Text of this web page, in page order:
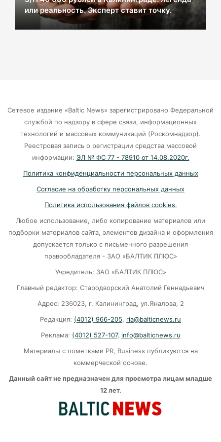
В Калининграде из-за ямочного ремонта на К.
Маркса гибнут липы
подталкивает к депрессии
Калининград и Москва объединяются ради
07-08-2026
Убийцу участника СВО в Балтийске посадили
В Калининграде «КамАЗ» сбил скутериста
07-08-2026
Губернатор объяснил, откуда берутся пустые
колонки на заправках в Калининграде
06-08-2026
«Губернатор против ям»: Беспрозванных
требует перекроить график ремонта дорог
06-08-2026
Литва ждёт атак украинских дронов
или реальность. Эксперт ставит точку.
Сетевое издание «Baltic News» зарегистрировано Федеральной
службой по надзору в сфере связи, информационных
технологий и массовых коммуникаций (Роскомнадзор).
Реестровая запись о регистрации средства массовой
информации: ЭЛ № ФС 77 - 78910 от 14.08.2020г.
Политика конфиденциальности персональных данных
Согласие на обработку персональных данных
Политика использования файлов cookies.
Любое использование, либо копирование материалов или
подборки материалов сайта, элементов дизайна и оформления
допускается только с письменного разрешения
правообладателя - ЗАО «БАЛТИК ПЛЮС»
Учредитель: ЗАО «БАЛТИК ПЛЮС»
Главный редактор: Стародворский Анатолий Геннадьевич
Адрес: 236023, г. Калининград, ул.Яналова, 2
Редакция: (4012) 966-205, ria@balticnews.ru
Реклама: (4012) 527-107, info@balticnews.ru
Материалы с пометками PR, Business публикуются на
коммерческой основе.
Данный сайт не предназначен для просмотра лицам младше
12 лет.